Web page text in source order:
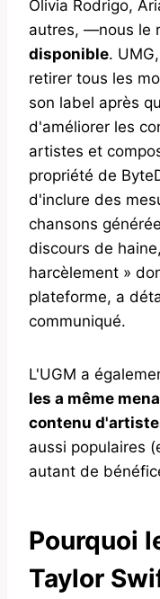
Olivia Rodrigo,
autres, —nous le
disponible.
retirer tous les
son label après
d'améliorer les
artistes et
propriété de
d'inclure des
chansons
discours de
harcèlement »
plateforme, a
communiqué.
L'UGM a
les a même
contenu
aussi populaires
autant de
Pourquoi
Taylor